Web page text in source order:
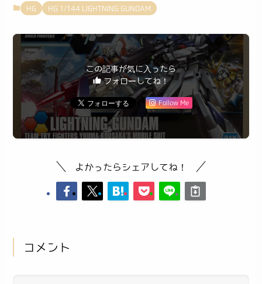
HG HG 1/144 LIGHTNING GUNDAM
この記事が気に入ったら
フォローしてね！
Follow Me
よかったらシェアしてね！
コメント